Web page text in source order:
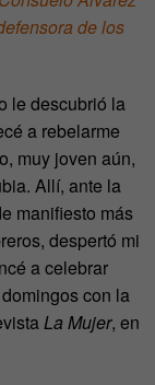
de los
le descubrió la
a rebelarme
muy joven aún,
Allí, ante la
manifiesto más
despertó mi
a celebrar
con la
La Mujer, en